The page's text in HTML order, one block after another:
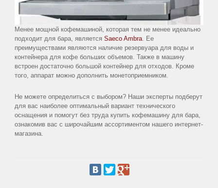
Менее мощной кофемашиной, которая тем не менее идеально
подходит для бара, является Saeco Ambra. Ее
преимуществами являются наличие резервуара для воды и
контейнера для кофе больших объемов. Также в машину
встроен достаточно большой контейнер для отходов. Кроме
того, аппарат можно дополнить монетоприемником.
Не можете определиться с выбором? Наши эксперты подберут
для вас наиболее оптимальный вариант технического
оснащения и помогут без труда купить кофемашину для бара,
ознакомив вас с широчайшим ассортиментом нашего интернет-
магазина.